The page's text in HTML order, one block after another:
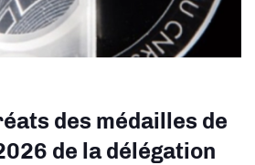
des médailles de
de la délégation